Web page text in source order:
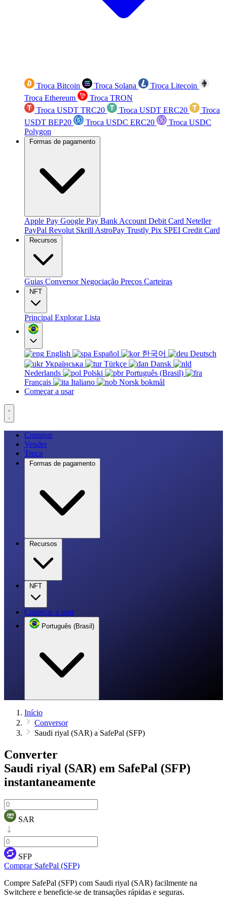
Troca Bitcoin Troca Solana
Troca Litecoin
Troca Ethereum
Troca TRON
Troca USDT TRC20
Troca USDT ERC20
Troca
USDT BEP20
Troca USDC ERC20
Troca USDC
Polygon
Formas de pagamento
Apple Pay Google Pay Bank Account Debit Card Neteller
PayPal Revolut Skrill AstroPay Trustly Pix SPEI Credit Card
Recursos
Guias ConversorNegociação Preços Carteiras
NFT
Principal ExplorarLista
English Español 한국어
Deutsch
Українська
Türkçe
Dansk
Nederlands
Polski
Português (Brasil)
Français
Italiano
Norsk bokmål
Começar a usar
Comprar
Vender
Troca
Formas de pagamento
Recursos
NFT
Começar a usar
Português (Brasil)
Início
Conversor
Saudi riyal (SAR) a SafePal (SFP)
Converter
Saudi riyal (SAR) em SafePal (SFP)
instantaneamente
SAR
SFP
Comprar SafePal (SFP)
Compre SafePal (SFP) com Saudi riyal (SAR) facilmente na
Switchere e beneficie-se de transações rápidas e seguras.